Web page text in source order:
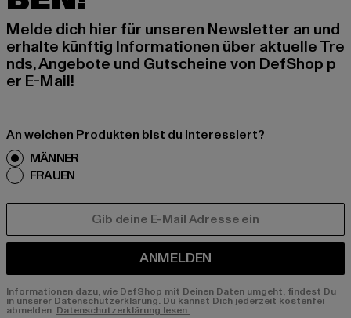
Melde dich hier für unseren Newsletter an und
erhalte künftig Informationen über aktuelle Tre
nds, Angebote und Gutscheine von DefShop p
er E-Mail!
An welchen Produkten bist du interessiert?
MÄNNER
FRAUEN
ANMELDEN
Informationen dazu, wie DefShop mit Deinen Daten umgeht, findest Du
in unserer Datenschutzerklärung. Du kannst Dich jederzeit kostenfei
abmelden. Datenschutzerklärung lesen.